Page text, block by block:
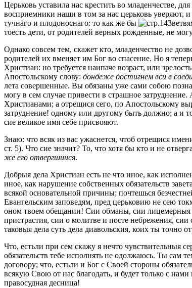
Церьковь уставила нас крестить во младенчестве,
восприемники наши в том за нас церьковь уверяют,
тучнаго и плодоноснаго: то как же бы
тоесть дети, от родителей верных рожденные, не
Однако совсем тем, скажет кто, младенчество не
родителей их вменяет им Бог во спасение. Но я
Христиан: но требуется наипаче возраст, или
Апостольскому слову: дондеже достигнем вси в
лета совершенные. Вы обязаны уже сами собою
могу в сем случае привести в страшное
Христианами; а отрещися сего, по Апостольскому
затруднение! одному или другому быть должно; а и
сие великое имя себе присвояют.
Знаю: что всяк из вас ужаснется, чтоб отрещися
ст. 5). Что сие значит? То, что хотя бы кто и не
же его отвергшиися.
Добрыя дела Христиан есть не что иное, как
иное, как нарушение собственных обязательств
всякой основательной причины; почтешься
Евангельским заповедям, пред церьковию не сею
оном твоем обещании! Сии обманы, сии лицемерныя
пристрастия, сии о молитве и посте небрежения,
таковыя дела суть дела диавольския, коих ты точно
Что, естьли при сем скажу я нечто чувствительныя
обязательств тебе исполнять не одолжаюсь. Ты сам
договору; что, естьли и Бог с Своей стороны
всякую Свою от нас благодать, и будет только с
правосудная десница!